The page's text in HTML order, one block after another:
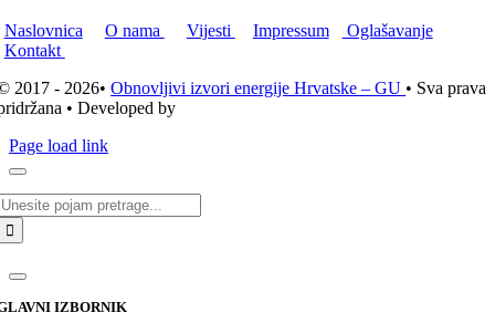
Naslovnica O nama Vijesti Impressum
Oglašavanje
Kontakt
2017 - 2026•Obnovljivi izvori energije Hrvatske – GU • Sva prava
• Developed by
Page load link
IZBORNIK